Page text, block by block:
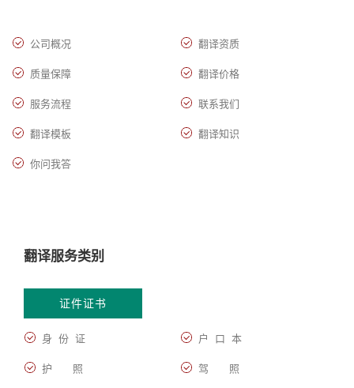
公司概况 翻译资质
质量保障 翻译价格
服务流程 联系我们
翻译模板 翻译知识
你问我答
翻译服务类别
证件证书
身 份 证 户 口 本
护 照 驾 照